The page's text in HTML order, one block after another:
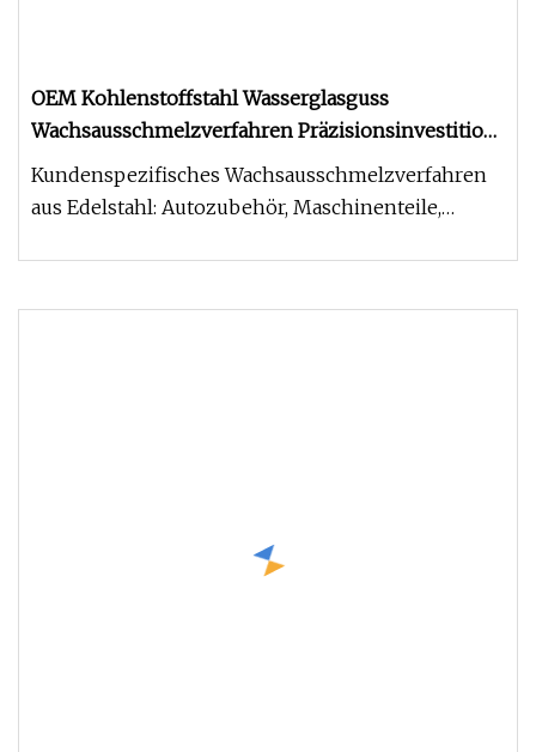
OEM Kohlenstoffstahl Wasserglasguss
Wachsausschmelzverfahren Präzisionsinvestition
Edelstahlguss
Kundenspezifisches Wachsausschmelzverfahren
aus Edelstahl: Autozubehör, Maschinenteile,